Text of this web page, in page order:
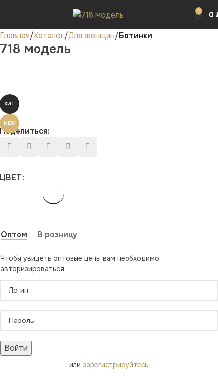
0 0
Главная Каталог Для женщин Ботинки
718 модель
ХИТ
NEW
Поделиться:
ЦВЕТ
Оптом В розницу
Чтобы увидеть оптовые цены вам необходимо
авторизироваться
Войти
или зарегистрируйтесь